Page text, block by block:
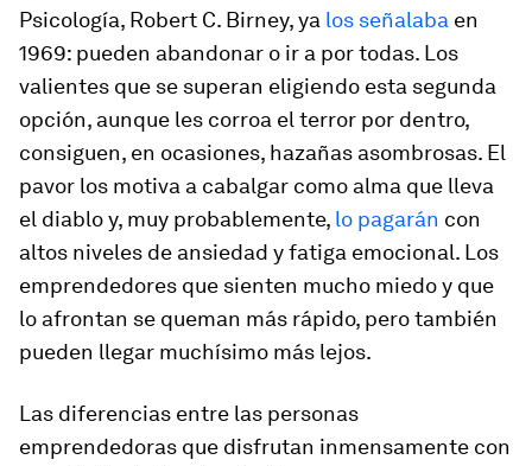
Psicología, Robert C. Birney, ya los señalaba en
1969: pueden abandonar o ir a por todas. Los
valientes que se superan eligiendo esta segunda
opción, aunque les corroa el terror por dentro,
consiguen, en ocasiones, hazañas asombrosas. El
pavor los motiva a cabalgar como alma que lleva
el diablo y, muy probablemente, lo pagarán con
altos niveles de ansiedad y fatiga emocional. Los
emprendedores que sienten mucho miedo y que
lo afrontan se queman más rápido, pero también
pueden llegar muchísimo más lejos.
Las diferencias entre las personas
emprendedoras que disfrutan inmensamente con